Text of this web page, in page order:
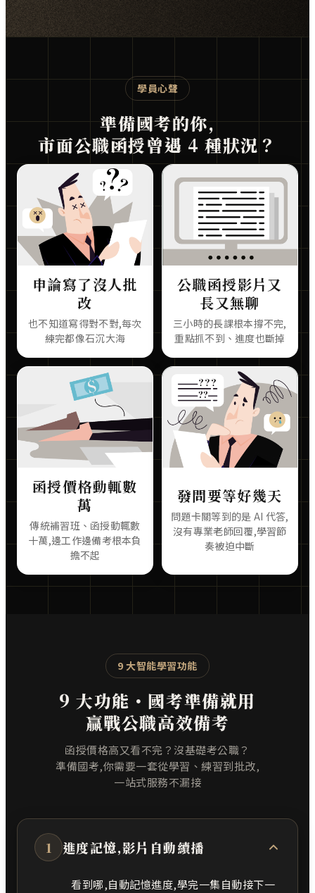
學員心聲
準備國考的你,
市面公職函授曾遇 4 種狀況？
申論寫了沒人批
改
也不知道寫得對不對,每次
練完都像石沉大海
公職函授影片又
長又無聊
三小時的長課根本撐不完,
重點抓不到、進度也斷掉
函授價格動輒數
萬
傳統補習班、函授動輒數
十萬,邊工作邊備考根本負
擔不起
發問要等好幾天
問題卡關等到的是 AI 代答,
沒有專業老師回覆,學習節
奏被迫中斷
9 大智能學習功能
9 大功能・國考準備就用
贏戰公職高效備考
函授價格高又看不完？沒基礎考公職？
準備國考,你需要一套從學習、練習到批改,
一站式服務不漏接
1 進度記憶,影片自動續播
看到哪,自動記憶進度,學完一集自動接下一